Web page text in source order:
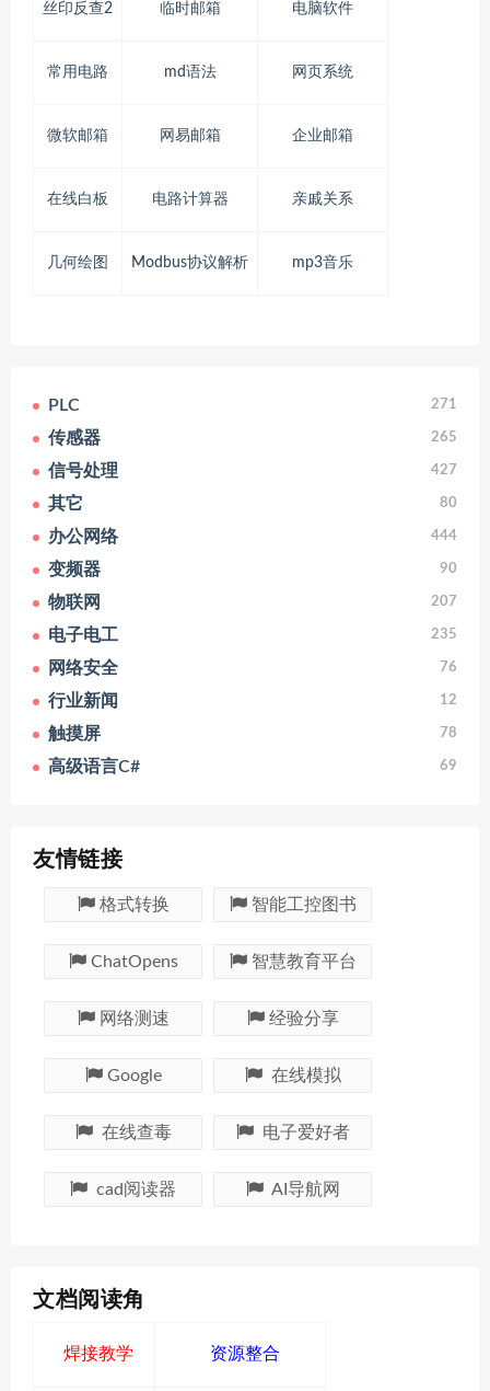
丝印反查2 临时邮箱 电脑软件
常用电路 md语法 网页系统
微软邮箱 网易邮箱 企业邮箱
在线白板 电路计算器 亲戚关系
几何绘图 Modbus协议解析 mp3音乐
PLC 271
传感器 265
信号处理 427
其它 80
办公网络 444
变频器 90
物联网 207
电子电工 235
网络安全 76
行业新闻 12
触摸屏 78
高级语言C# 69
友情链接
格式转换 智能工控图书
ChatOpens 智慧教育平台
网络测速 经验分享
Google 在线模拟
在线查毒 电子爱好者
cad阅读器 AI导航网
文档阅读角
焊接教学 资源整合